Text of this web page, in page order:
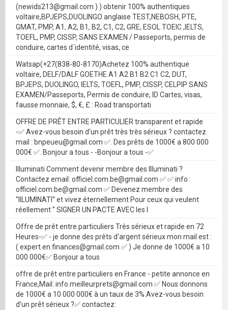
(newids213@gmail.com ) ) obtenir 100% authentiques
voltaire,BPJEPS,DUOLINGO anglaise TEST,NEBOSH, PTE,
GMAT, PMP, A1, A2, B1, B2, C1, C2, GRE, ESOL TOEIC ,IELTS,
TOEFL, PMP, CISSP, SANS EXAMEN / Passeports, permis de
conduire, cartes d´identité, visas, ce
Watsap(+27(838-80-8170)Achetez 100% authentique
voltaire, DELF/DALF GOETHE A1 A2 B1 B2 C1 C2, DUT,
BPJEPS, DUOLINGO, IELTS, TOEFL, PMP, CISSP, CELPIP SANS
EXAMEN/Passeports, Permis de conduire, ID Cartes, visas,
fausse monnaie, $, €, £ : Road transportati
OFFRE DE PRÊT ENTRE PARTICULIER transparent et rapide
-✅ Avez-vous besoin d'un prêt très très sérieux ? contactez
mail : bnpeueu@gmail.com ✅. Des prêts de 1000€ a 800 000
000€ ✅. Bonjour a tous - -Bonjour a tous -✅
Illuminati Comment devenir membre des Illuminati ?
Contactez email: officiel.com.be@gmail.com ✅ ✅ info :
officiel.com.be@gmail.com ✅ Devenez membre des
''IILUMINATI'' et vivez éternellement Pour ceux qui veulent
réellement '' SIGNER UN PACTE AVEC les I
Offre de prêt entre particuliers Très sérieux et rapide en 72
Heures-✅ - je donne des prêts d'argent sérieux mon mail est :
( expert.en.finances@gmail.com ✅ ) Je donne de 1000€ a 10
000 000€✅ Bonjour a tous
offre de prêt entre particuliers en France - petite annonce en
France,Mail: info.meilleurprets@gmail.com ✅ Nous donnons
de 1000€ a 10 000 000€ à un taux de 3%.Avez-vous besoin
d'un prêt sérieux ?✅ contactez: